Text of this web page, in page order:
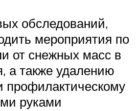
обследований,
мероприятия по
от снежных масс в
а также удалению
профилактическому
руками